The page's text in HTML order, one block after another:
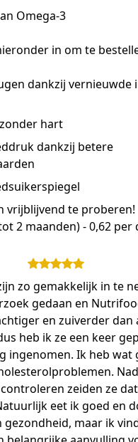
Omega-3
in om te
dankzij vernieuwde
hart
dankzij betere
vrijblijvend te
2 maanden) - 0,62 per
zo gemakkelijk in te
gedaan en
en zuiverder dan
heb ik ze een keer
ingenomen. Ik heb wat
zeiden ze
eet ik goed en
maar ik